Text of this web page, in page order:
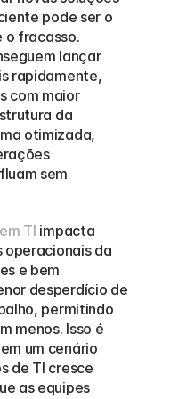
pode ser o
o fracasso.
lançar
rapidamente,
com maior
da
otimizada,
sem
TI impacta
da
e bem
desperdício de
permitindo
menos. Isso é
um cenário
de TI cresce
as equipes